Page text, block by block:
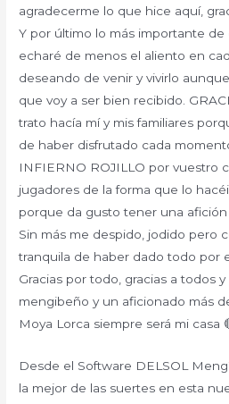
agradecerme lo que hice aquí,
Y por último lo más importante de
echaré de menos el aliento en
deseando de venir y vivirlo
que voy a ser bien recibido.
trato hacía mí y mis familiares
de haber disfrutado cada
INFIERNO ROJILLO por vuestro
jugadores de la forma que lo
porque da gusto tener una afición
Sin más me despido, jodido pero
tranquila de haber dado todo por
Gracias por todo, gracias a todos
mengibeño y un aficionado más
Moya Lorca siempre será mi casa
Desde el Software DELSOL
la mejor de las suertes en esta